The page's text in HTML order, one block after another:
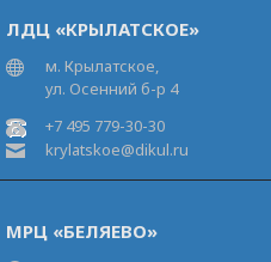
ЛДЦ «КРЫЛАТСКОЕ»
м. Крылатское,
ул. Осенний б-р 4
+7 495 779-30-30
krylatskoe@dikul.ru
МРЦ «БЕЛЯЕВО»